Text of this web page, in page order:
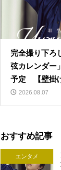
完全撮り下ろ
弦カレンダ
予定 【壁掛
2026.08.07
おすすめ記事
エンタメ